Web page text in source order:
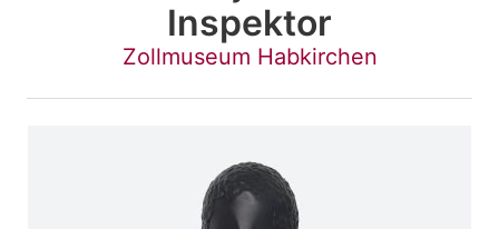
Inspektor
Zollmuseum Habkirchen